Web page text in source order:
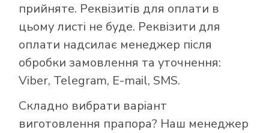
прийняте. Реквізитів для оплати в
цьому листі не буде. Реквізити для
оплати надсилає менеджер після
обробки замовлення та уточнення:
Viber, Telegram, E-mail, SMS.
Складно вибрати варіант
виготовлення прапора? Наш менеджер